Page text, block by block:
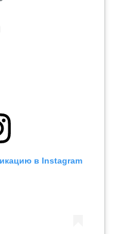
в Instagram